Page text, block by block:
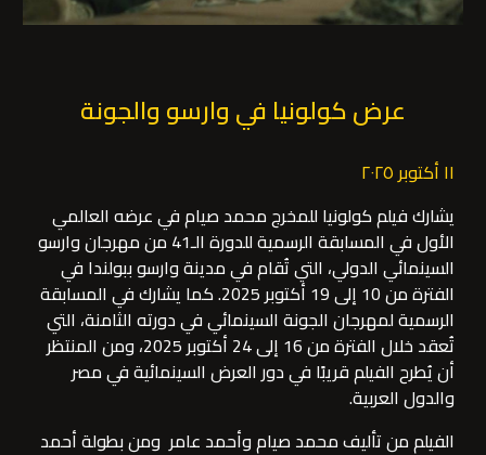
عرض كولونيا في وارسو والجونة
١١ أكتوبر ٢٠٢٥
يشارك فيلم كولونيا للمخرج محمد صيام في عرضه العالمي
الأول في المسابقة الرسمية للدورة الـ41 من مهرجان وارسو
السينمائي الدولي، التي تُقام في مدينة وارسو ببولندا في
الفترة من 10 إلى 19 أكتوبر 2025. كما يشارك في المسابقة
الرسمية لمهرجان الجونة السينمائي في دورته الثامنة، التي
تُعقد خلال الفترة من 16 إلى 24 أكتوبر 2025، ومن المنتظر
أن يُطرح الفيلم قريبًا في دور العرض السينمائية في مصر
والدول العربية.
الفيلم من تأليف محمد صيام وأحمد عامر ومن بطولة أحمد